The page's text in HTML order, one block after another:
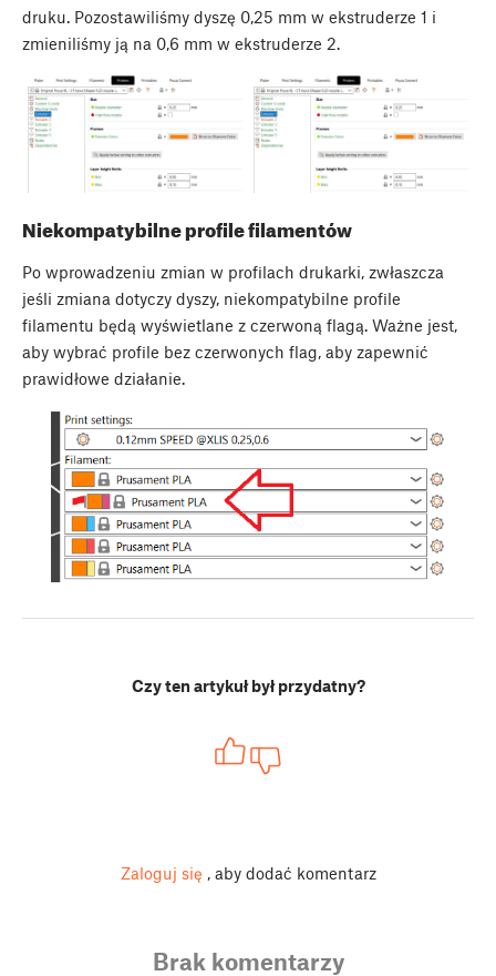
druku. Pozostawiliśmy dyszę 0,25 mm w ekstruderze 1 i
zmieniliśmy ją na 0,6 mm w ekstruderze 2.
Niekompatybilne profile filamentów
Po wprowadzeniu zmian w profilach drukarki, zwłaszcza
jeśli zmiana dotyczy dyszy, niekompatybilne profile
filamentu będą wyświetlane z czerwoną flagą. Ważne jest,
aby wybrać profile bez czerwonych flag, aby zapewnić
prawidłowe działanie.
Czy ten artykuł był przydatny?
Zaloguj się , aby dodać komentarz
Brak komentarzy